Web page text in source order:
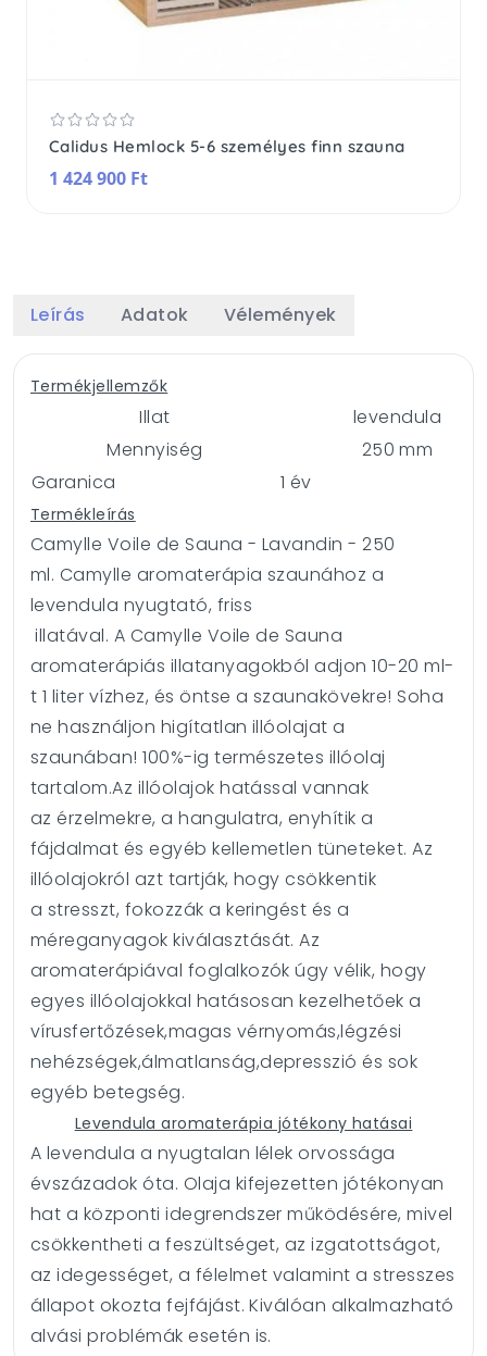
Calidus Hemlock 5-6 személyes finn szauna
1 424 900 Ft
Leírás Adatok Vélemények
Termékjellemzők
Illat
levendula
Mennyiség
250 mm
Garanica
1 év
Termékleírás
Camylle Voile de Sauna - Lavandin - 250
ml. Camylle aromaterápia szaunához a
levendula nyugtató, friss
illatával. A Camylle Voile de Sauna
aromaterápiás illatanyagokból adjon 10-20 ml-
t 1 liter vízhez, és öntse a szaunakövekre! Soha
ne használjon higítatlan illóolajat a
szaunában!100%-ig természetes illóolaj
tartalom.Az illóolajok hatással vannak
az érzelmekre, a hangulatra, enyhítik a
fájdalmat és egyéb kellemetlen tüneteket. Az
illóolajokról azt tartják, hogy csökkentik
a stresszt, fokozzák a keringést és a
méreganyagok kiválasztását. Az
aromaterápiával foglalkozók úgy vélik, hogy
egyes illóolajokkal hatásosan kezelhetőek a
vírusfertőzések,magas vérnyomás,légzési
nehézségek,álmatlanság,depresszió és sok
egyéb betegség.
Levendula aromaterápia jótékony hatásai
A levendula a nyugtalan lélek orvossága
évszázadok óta. Olaja kifejezetten jótékonyan
hat a központi idegrendszer működésére, mivel
csökkentheti a feszültséget, az izgatottságot,
az idegességet, a félelmet valamint a stresszes
állapot okozta fejfájást. Kiválóan alkalmazható
alvási problémák esetén is.